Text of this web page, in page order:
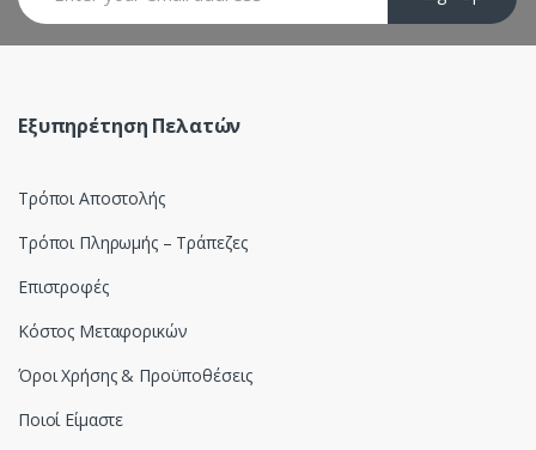
Εξυπηρέτηση Πελατών
Τρόποι Αποστολής
Τρόποι Πληρωμής – Τράπεζες
Επιστροφές
Κόστος Μεταφορικών
Όροι Χρήσης & Προϋποθέσεις
Ποιοί Είμαστε